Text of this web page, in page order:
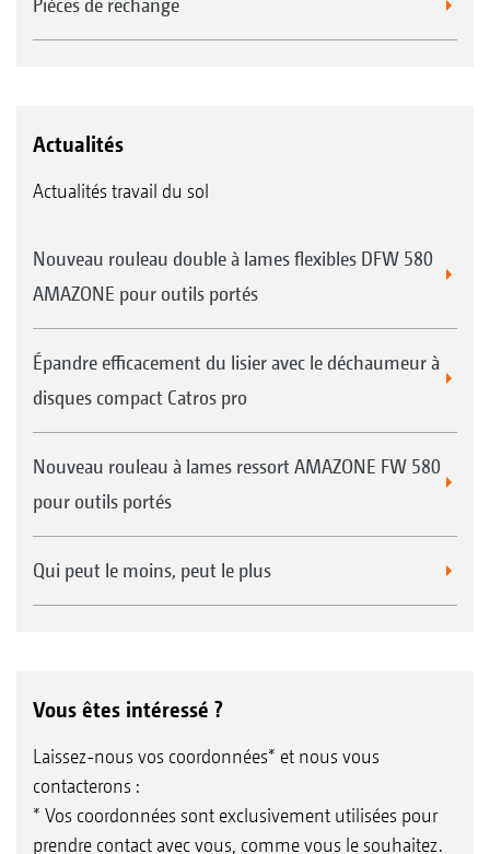
Actualités
Actualités travail du sol
Nouveau rouleau double à lames flexibles DFW 580
AMAZONE pour outils portés
Épandre efficacement du lisier avec le déchaumeur à
disques compact Catros pro
Nouveau rouleau à lames ressort AMAZONE FW 580
pour outils portés
Qui peut le moins, peut le plus
Vous êtes intéressé ?
Laissez-nous vos coordonnées* et nous vous
contacterons :
* Vos coordonnées sont exclusivement utilisées pour
prendre contact avec vous, comme vous le souhaitez.